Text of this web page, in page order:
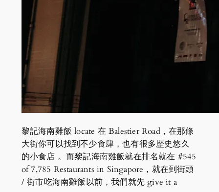
黎記海南雞飯 locate 在 Balestier Road，在那條
大街你可以找到不少食肆，也有很多歷史悠久
的小食店 。而黎記海南雞飯就在排名就在 #545
of 7,785 Restaurants in Singapore，就在到街頭
/ 街市吃海南雞飯以前，我們就先 give it a